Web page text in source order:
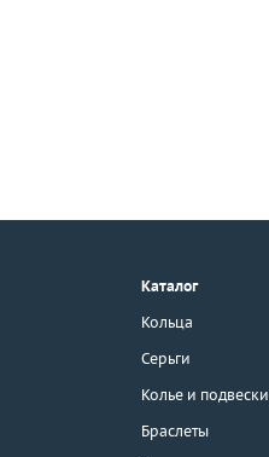
г. Москва, Тихвинский пер., д. 7,
3D-тур по шоуруму
Каталог
Кольца
Серьги
Колье и подвески
Браслеты